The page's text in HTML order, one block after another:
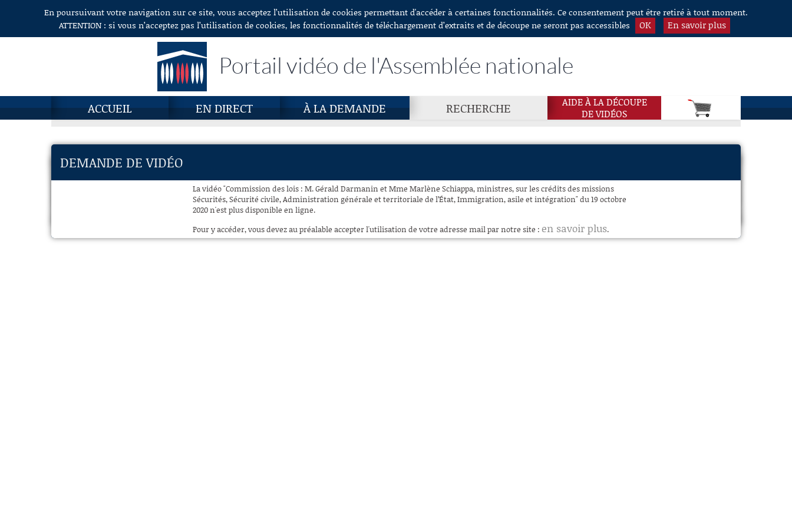
Aller au contenuEn poursuivant votre navigation sur ce site, vous acceptez l’utilisation de cookies permettant d'accéder à certaines fonctionnalités. Ce consentement peut être retiré à tout moment.
ATTENTION : si vous n’acceptez pas l’utilisation de cookies, les fonctionnalités de téléchargement d’extraits et de découpe ne seront pas accessibles
OK En savoir plus
Portail vidéo de l'Assemblée nationale
ACCUEIL EN DIRECT À LA DEMANDE RECHERCHE
AIDE À LA DÉCOUPE
DE VIDÉOS
DEMANDE DE VIDÉO
La vidéo "Commission des lois : M. Gérald Darmanin et Mme Marlène Schiappa, ministres, sur les crédits des missions
Sécurités, Sécurité civile, Administration générale et territoriale de l’État, Immigration, asile et intégration" du 19 octobre
2020 n'est plus disponible en ligne.
Pour y accéder, vous devez au préalable accepter l'utilisation de votre adresse mail par notre site : en savoir plus.